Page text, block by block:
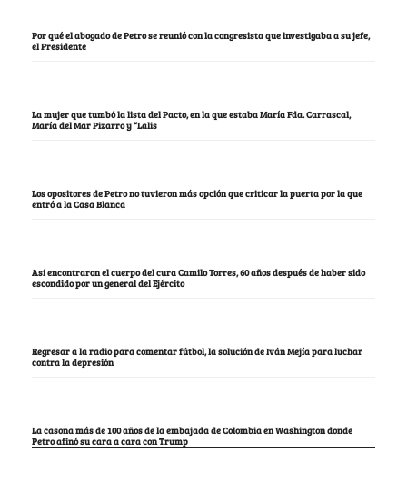
Por qué el abogado de Petro se reunió con la congresista que investigaba a su jefe,
el Presidente
La mujer que tumbó la lista del Pacto, en la que estaba María Fda. Carrascal,
María del Mar Pizarro y “Lalis
Los opositores de Petro no tuvieron más opción que criticar la puerta por la que
entró a la Casa Blanca
Así encontraron el cuerpo del cura Camilo Torres, 60 años después de haber sido
escondido por un general del Ejército
Regresar a la radio para comentar fútbol, la solución de Iván Mejía para luchar
contra la depresión
La casona más de 100 años de la embajada de Colombia en Washington donde
Petro afinó su cara a cara con Trump